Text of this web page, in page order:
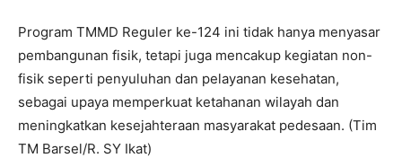
Program TMMD Reguler ke-124 ini tidak hanya menyasar
pembangunan fisik, tetapi juga mencakup kegiatan non-
fisik seperti penyuluhan dan pelayanan kesehatan,
sebagai upaya memperkuat ketahanan wilayah dan
meningkatkan kesejahteraan masyarakat pedesaan. (Tim
TM Barsel/R. SY Ikat)